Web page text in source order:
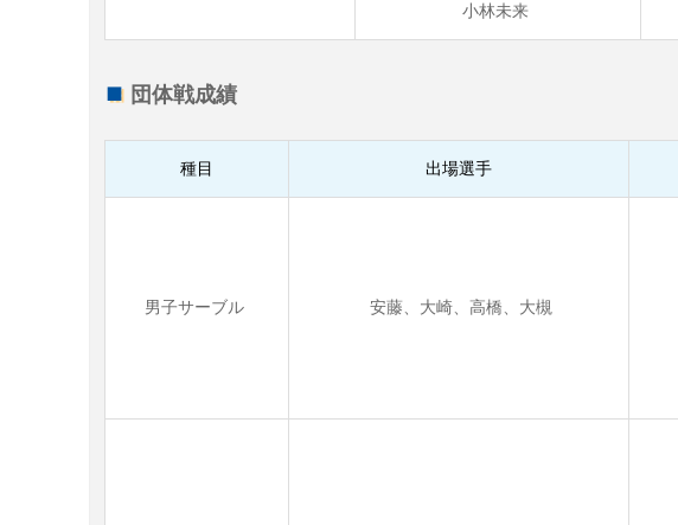
小林未来
団体戦成績
種目 出場選手
男子サーブル 安藤、大崎、高橋、大槻